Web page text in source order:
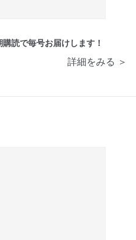
読で毎号お届けします！
詳細をみる ＞